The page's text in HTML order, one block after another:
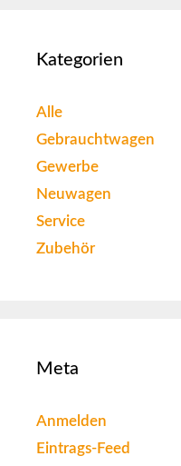
Kategorien
Alle
Gebrauchtwagen
Gewerbe
Neuwagen
Service
Zubehör
Meta
Anmelden
Eintrags-Feed